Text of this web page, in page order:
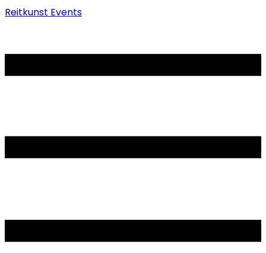
Reitkunst Events